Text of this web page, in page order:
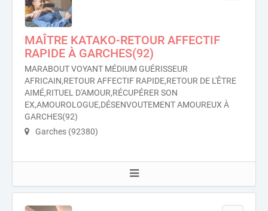
MAÎTRE KATAKO-RETOUR AFFECTIF
RAPIDE À GARCHES(92)
MARABOUT VOYANT MÉDIUM GUÉRISSEUR
AFRICAIN,RETOUR AFFECTIF RAPIDE,RETOUR DE L'ÊTRE
AIMÉ,RITUEL D'AMOUR,RÉCUPÉRER SON
EX,AMOUROLOGUE,DÉSENVOUTEMENT AMOUREUX À
GARCHES(92)
Garches (92380)